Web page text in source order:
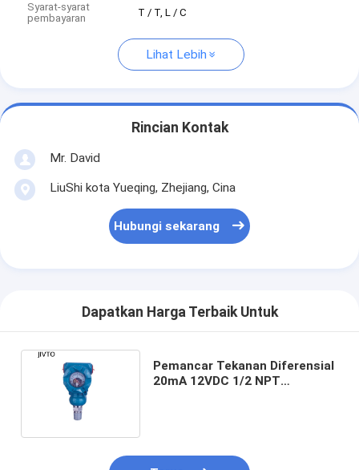
Syarat-syarat
pembayaran
T / T, L / C
Lihat Lebih
Rincian Kontak
Mr. David
LiuShi kota Yueqing, Zhejiang, Cina
Hubungi sekarang
Dapatkan Harga Terbaik Untuk
Pemancar Tekanan Diferensial
20mA 12VDC 1/2 NPT